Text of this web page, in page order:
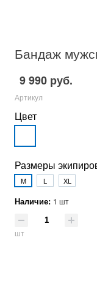
Бандаж
9 990 руб.
Артикул
Цвет
Размеры
M L XL
Наличие: 1 шт
шт